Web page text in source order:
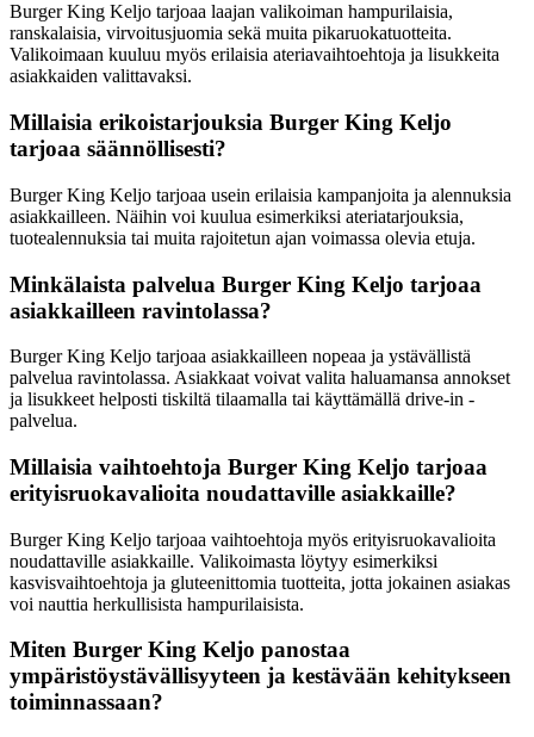
Burger King Keljo tarjoaa laajan valikoiman hampurilaisia,
ranskalaisia, virvoitusjuomia sekä muita pikaruokatuotteita.
Valikoimaan kuuluu myös erilaisia ateriavaihtoehtoja ja lisukkeita
asiakkaiden valittavaksi.
Millaisia erikoistarjouksia Burger King Keljo
tarjoaa säännöllisesti?
Burger King Keljo tarjoaa usein erilaisia kampanjoita ja alennuksia
asiakkailleen. Näihin voi kuulua esimerkiksi ateriatarjouksia,
tuotealennuksia tai muita rajoitetun ajan voimassa olevia etuja.
Minkälaista palvelua Burger King Keljo tarjoaa
asiakkailleen ravintolassa?
Burger King Keljo tarjoaa asiakkailleen nopeaa ja ystävällistä
palvelua ravintolassa. Asiakkaat voivat valita haluamansa annokset
ja lisukkeet helposti tiskiltä tilaamalla tai käyttämällä drive-in -
palvelua.
Millaisia vaihtoehtoja Burger King Keljo tarjoaa
erityisruokavalioita noudattaville asiakkaille?
Burger King Keljo tarjoaa vaihtoehtoja myös erityisruokavalioita
noudattaville asiakkaille. Valikoimasta löytyy esimerkiksi
kasvisvaihtoehtoja ja gluteenittomia tuotteita, jotta jokainen asiakas
voi nauttia herkullisista hampurilaisista.
Miten Burger King Keljo panostaa
ympäristöystävällisyyteen ja kestävään kehitykseen
toiminnassaan?